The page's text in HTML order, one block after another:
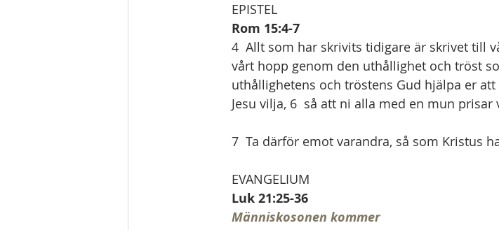
EPISTEL
Rom 15:4-7
4  Allt som har skrivits tidigare är skrivet till
vårt hopp genom den uthållighet och tröst
uthållighetens och tröstens Gud hjälpa er
Jesu vilja, 6  så att ni alla med en mun prisar
7  Ta därför emot varandra, så som Kristus
EVANGELIUM
Luk 21:25-36
Människosonen kommer